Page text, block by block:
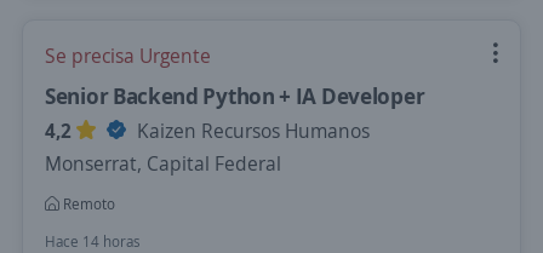
Se precisa Urgente
Senior Backend Python + IA Developer
4,2
Kaizen Recursos Humanos
Monserrat, Capital Federal
Remoto
Hace 14 horas